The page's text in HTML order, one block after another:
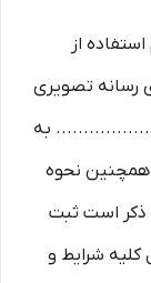
از
رسانه تصویری
................. به
همچنین نحوه
ذکر است ثبت
کلیه شرایط و